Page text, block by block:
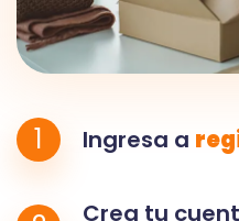
1 Ingresa a
Crea tu